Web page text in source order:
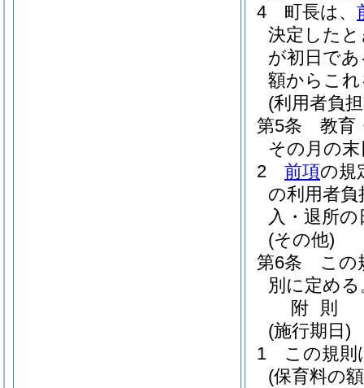
4
町長は、
決定した
が初日で
額からこ
(利用者負
第5条
教育
その月の
2
前項の規
の利用者負
入・退所
(その他)
第6条
この
別に定める
附 則
(施行期日)
1
この規則
(保育料の